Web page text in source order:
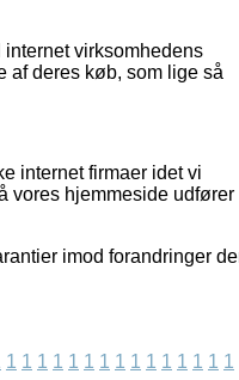
virksomhedens
af deres køb, som lige så
internet firmaer idet vi
vores hjemmeside udfører
imod forandringer
1 1 1 1 1 1 1 1 1 1 1 1 1 1 1